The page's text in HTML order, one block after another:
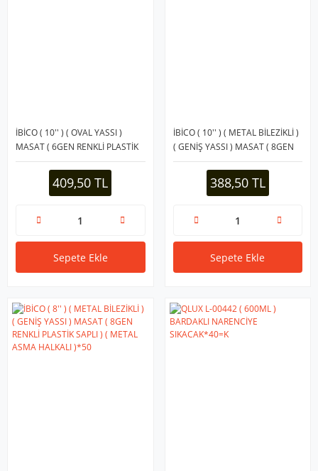
İBİCO ( 10'' ) ( OVAL YASSI )
MASAT ( 6GEN RENKLİ PLASTİK
SAPLI ) ( METAL ASMA HALKALI
409,50 TL
Sepete Ekle
İBİCO ( 10'' ) ( METAL BİLEZİKLİ )
( GENİŞ YASSI ) MASAT ( 8GEN
RENKLİ PLASTİK SAPLI ) ( METAL
ASMA HALKALI )*50
388,50 TL
Sepete Ekle